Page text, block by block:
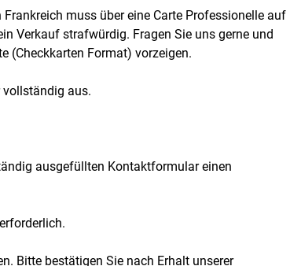
muss über eine Carte Professionelle auf
Verkauf strafwürdig. Fragen Sie uns gerne und
(Checkkarten Format) vorzeigen.
aus.
ausgefüllten Kontaktformular einen
Bitte bestätigen Sie nach Erhalt unserer